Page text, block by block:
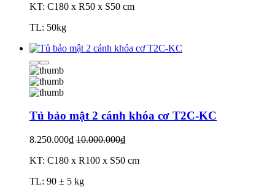
KT: C180 x R50 x S50 cm
TL: 50kg
Tủ bảo mật 2 cánh khóa cơ T2C-KC
8.250.000₫ 10.000.000₫
KT: C180 x R100 x S50 cm
TL: 90 ± 5 kg